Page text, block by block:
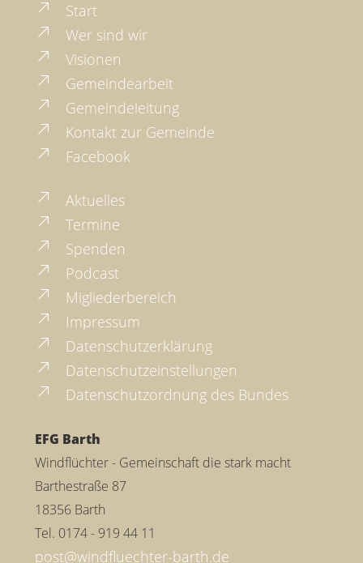
Start
Wer sind wir
Visionen
Gemeindearbeit
Gemeindeleitung
Kontakt zur Gemeinde
Facebook
Aktuelles
Termine
Spenden
Podcast
Migliederbereich
Impressum
Datenschutzerklärung
Datenschutzeinstellungen
Datenschutzordnung des Bundes
EFG Barth
Windflüchter - Gemeinschaft die stark macht
Barthestraße 87
18356 Barth
Tel. 0174 - 919 44 11